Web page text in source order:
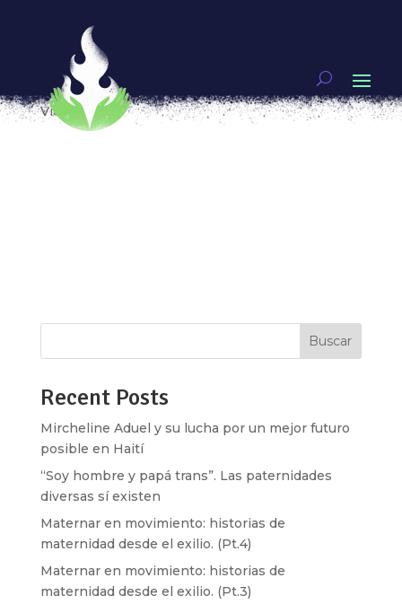
Sofía Blanco y las brujas feministas insurrectas
contra el patriarcado.
porMarianne Teixido Genias
Video
Buscar
Recent Posts
Mircheline Aduel y su lucha por un mejor futuro
posible en Haití
“Soy hombre y papá trans”. Las paternidades
diversas sí existen
Maternar en movimiento: historias de
maternidad desde el exilio. (Pt.4)
Maternar en movimiento: historias de
maternidad desde el exilio. (Pt.3)